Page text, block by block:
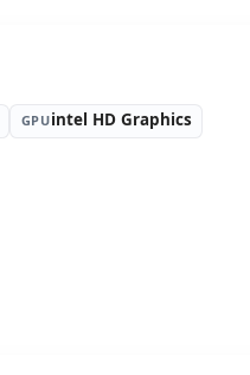
GPUintel HD Graphics